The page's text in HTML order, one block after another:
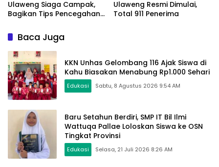
Ulaweng Siaga Campak,
Bagikan Tips Pencegahan
Ulaweng Resmi Dimulai,
Total 911 Penerima
Baca Juga
KKN Unhas Gelombang 116 Ajak Siswa di
Kahu Biasakan Menabung Rp1.000 Sehari
Edukasi Sabtu, 8 Agustus 2026 9:54 AM
Baru Setahun Berdiri, SMP IT Bil Ilmi
Wattuqa Pallae Loloskan Siswa ke OSN
Tingkat Provinsi
Edukasi Selasa, 21 Juli 2026 8:26 AM